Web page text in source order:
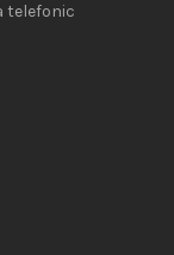
telefonic